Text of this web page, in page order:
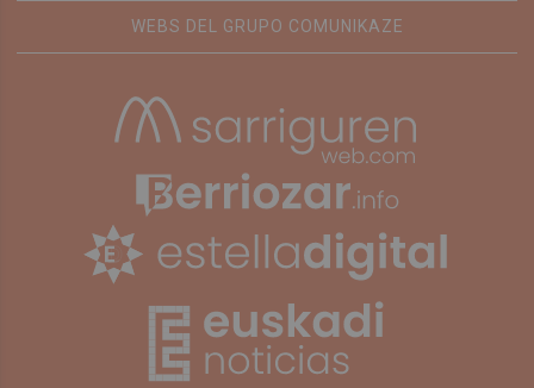
WEBS DEL GRUPO COMUNIKAZE